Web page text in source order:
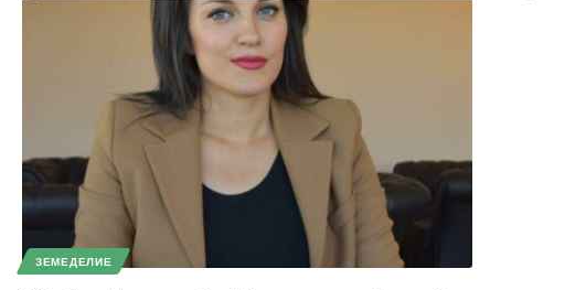
ЗЕМЕДЕЛИЕ